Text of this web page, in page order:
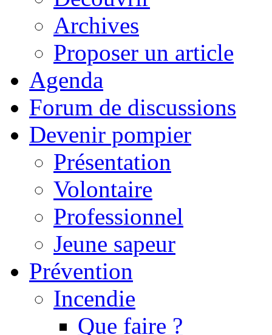
Archives
Proposer un article
Agenda
Forum de discussions
Devenir pompier
Présentation
Volontaire
Professionnel
Jeune sapeur
Prévention
Incendie
Que faire ?